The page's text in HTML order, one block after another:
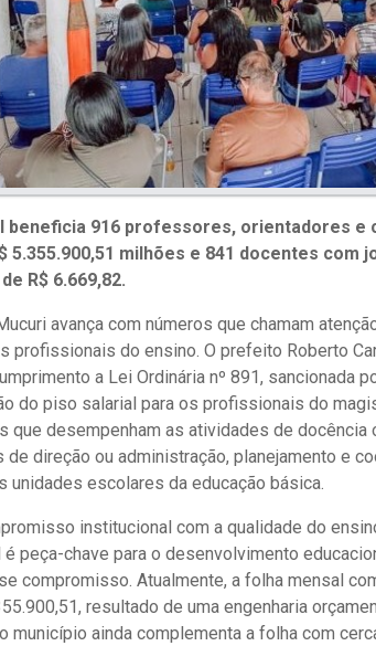
beneficia 916 professores, orientadores
5.355.900,51 milhões e 841 docentes com
R$ 6.669,82.
avança com números que chamam
profissionais do ensino. O prefeito Roberto
a Lei Ordinária nº 891, sancionada
do piso salarial para os profissionais do
que desempenham as atividades de
direção ou administração, planejamento e
unidades escolares da educação básica.
institucional com a qualidade do
peça-chave para o desenvolvimento
compromisso. Atualmente, a folha mensal
resultado de uma engenharia
município ainda complementa a folha com